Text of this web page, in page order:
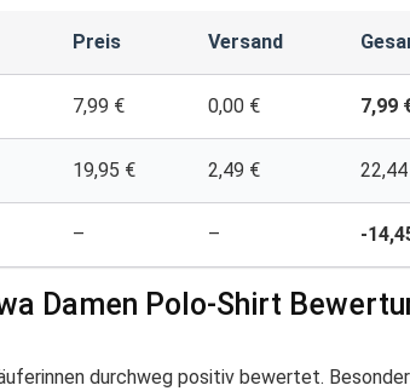
Preis Versand
7,99 € 0,00 € 7,99
19,95 € 2,49 €
– – -
Damen Polo-Shirt
durchweg positiv bewertet.